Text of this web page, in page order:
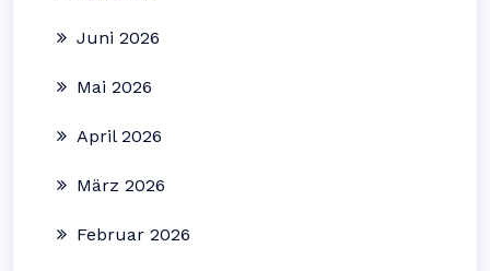
Juni 2026
Mai 2026
April 2026
März 2026
Februar 2026